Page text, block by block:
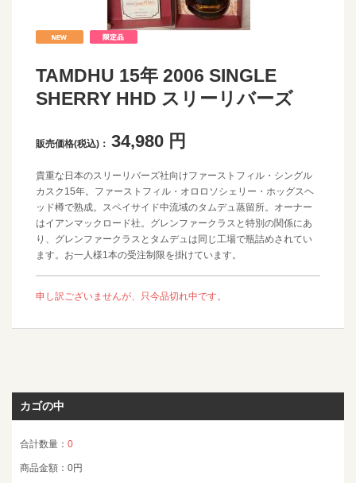
TAMDHU 15年 2006 SINGLE
SHERRY HHD スリーリバーズ
販売価格(税込)： 34,980 円
貴重な日本のスリーリバーズ社向けファーストフィル・シングル
カスク15年。ファーストフィル・オロロソシェリー・ホッグスヘ
ッド樽で熟成。スペイサイド中流域のタムデュ蒸留所。オーナー
はイアンマックロード社。グレンファークラスと特別の関係にあ
り、グレンファークラスとタムデュは同じ工場で瓶詰めされてい
ます。お一人様1本の受注制限を掛けています。
申し訳ございませんが、只今品切れ中です。
カゴの中
合計数量： 0
商品金額： 0円